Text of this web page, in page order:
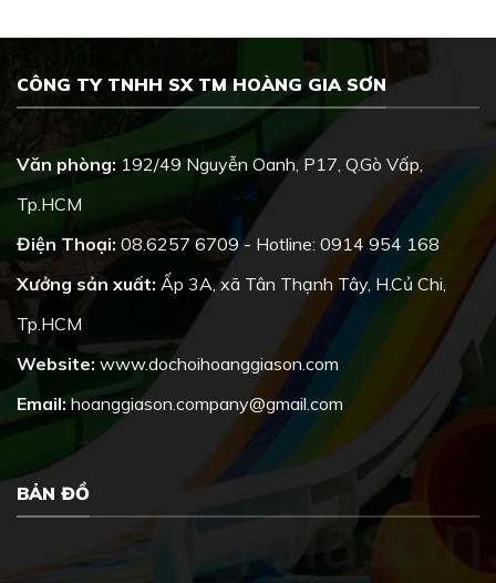
CÔNG TY TNHH SX TM HOÀNG GIA SƠN
Văn phòng: 192/49 Nguyễn Oanh, P17, Q.Gò Vấp,
Tp.HCM
Điện Thoại: 08.6257 6709 - Hotline: 0914 954 168
Xưởng sản xuất: Ấp 3A, xã Tân Thạnh Tây, H.Củ Chi,
Tp.HCM
Website: www.dochoihoanggiason.com
Email:hoanggiason.company@gmail.com
BẢN ĐỒ